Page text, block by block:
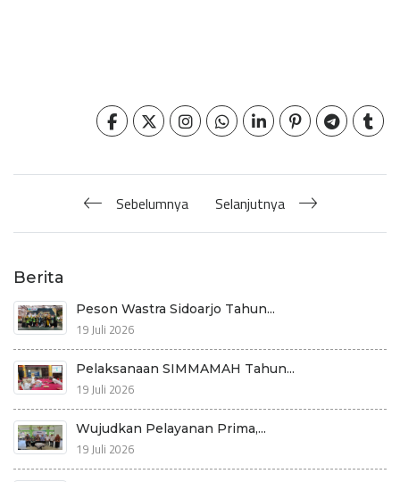
Sebelumnya Selanjutnya
Berita
Peson Wastra Sidoarjo Tahun...
19 Juli 2026
Pelaksanaan SIMMAMAH Tahun...
19 Juli 2026
Wujudkan Pelayanan Prima,...
19 Juli 2026